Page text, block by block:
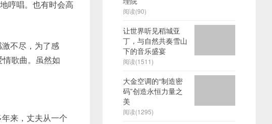
哼唱。也有时会高
不尽，为了感
歌曲。虽然如
来，丈夫从一个
阅读(90)
让世界听见稻城亚
丁，与自然共奏雪山
下的音乐盛宴
阅读(1511)
大金空调的“制造密
码”创造永恒力量之
美
阅读(1295)